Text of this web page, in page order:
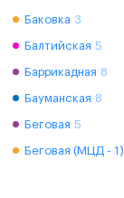
Баковка 3
Балтийская 5
Баррикадная 8
Бауманская 8
Беговая 5
Беговая (МЦД - 1)